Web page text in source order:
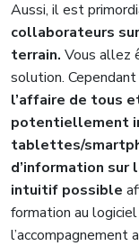
Aussi, il est
collaborateurs
terrain. Vous allez
solution. Cependant
l’affaire de tous
potentiellement
tablettes/
d’information
intuitif possible
formation au
l’accompagnement